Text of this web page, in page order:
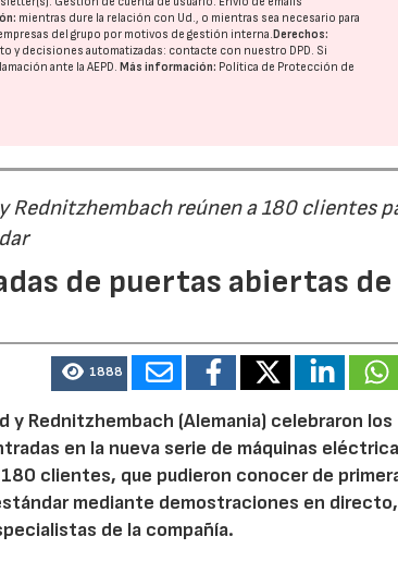
mientras dure la relación con Ud., o mientras sea necesario para
del grupo por motivos de gestión interna.Derechos:
y decisiones automatizadas: contacte con nuestro DPD. Si
ante laAEPD.Más información: Política de Protección de
Rednitzhembach reúnen a 180 clientes
de puertas abiertas de
1888
y Rednitzhembach (Alemania) celebraron los
en la nueva serie de máquinas
clientes, que pudieron conocer de
mediante demostraciones en directo,
de la compañía.
23/07/2026